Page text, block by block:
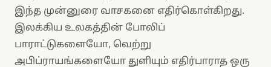
இந்த முன்னுரை வாசகனை எதிர்கொள்கிறது.
இலக்கிய உலகத்தின் போலிப்
பாராட்டுகளையோ, வெற்று
அபிப்ராயங்களையோ துளியும் எதிர்பாராத ஒரு